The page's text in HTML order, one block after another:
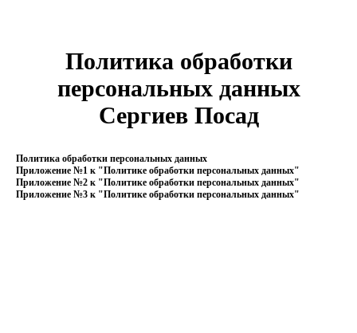
Политика обработки
персональных данных
Сергиев Посад
Политика обработки персональных данных
Приложение №1 к "Политике обработки персональных данных"
Приложение №2 к "Политике обработки персональных данных"
Приложение №3 к "Политике обработки персональных данных"